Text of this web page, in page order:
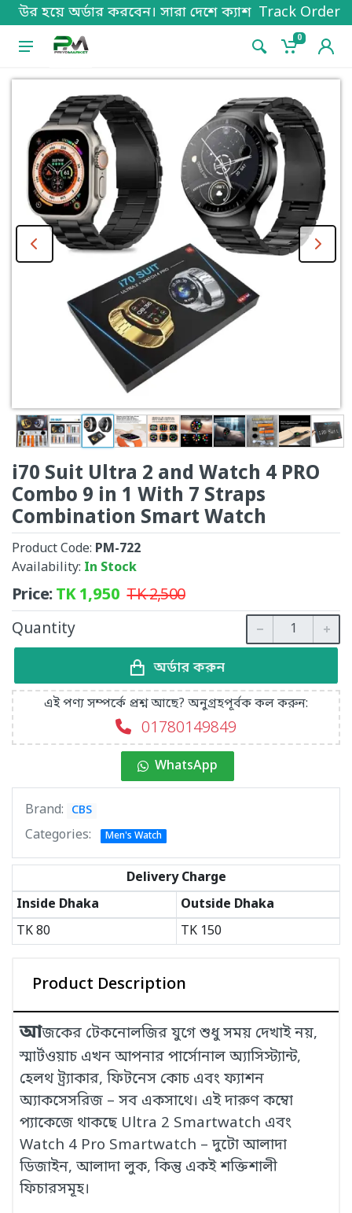
দেশে ক্যাশ অন হোম ডেলিভারি দেওয়া হয়। প্রোডাক্ট
Track Order
0
i70 Suit Ultra 2 and Watch 4 PRO
Combo 9 in 1 With 7 Straps
Combination Smart Watch
Product Code: PM-722
Availability: In Stock
Price:TK1,950 TK2,500
Quantity
অর্ডার করুন
এই পণ্য সম্পর্কে প্রশ্ন আছে? অনুগ্রহপূর্বক কল করুন:
01780149849
WhatsApp
Brand: CBS
Categories: Men's Watch
Delivery Charge
Inside Dhaka
Outside Dhaka
TK80 TK 150
Product Description
আজকের টেকনোলজির যুগে শুধু সময় দেখাই নয়,
স্মার্টওয়াচ এখন আপনার পার্সোনাল অ্যাসিস্ট্যান্ট,
হেলথ ট্র্যাকার, ফিটনেস কোচ এবং ফ্যাশন
অ্যাকসেসরিজ – সব একসাথে। এই দারুণ কম্বো
প্যাকেজে থাকছে Ultra 2 Smartwatch এবং
Watch 4 Pro Smartwatch – দুটো আলাদা
ডিজাইন, আলাদা লুক, কিন্তু একই শক্তিশালী
ফিচারসমূহ।